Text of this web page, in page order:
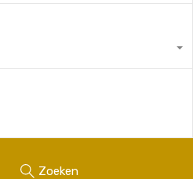
Zoeken